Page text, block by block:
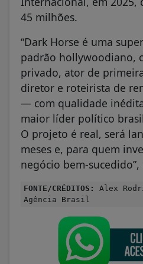
45 milhões.
“Dark Horse é uma
padrão hollywoodiano,
privado, ator de
diretor e roteirista de
— com qualidade
maior líder político
O projeto é real, será
meses e, para quem
negócio bem-sucedido”,
FONTE/CRÉDITOS:
Alex
Agência Brasil